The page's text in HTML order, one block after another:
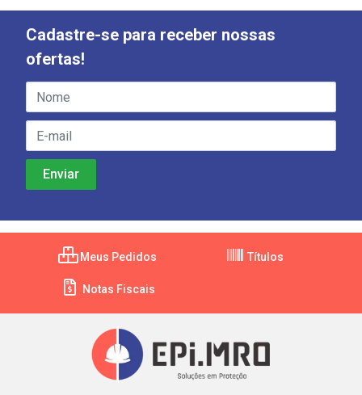
Cadastre-se para receber nossas
ofertas!
Meus Pedidos Títulos
Notas Fiscais